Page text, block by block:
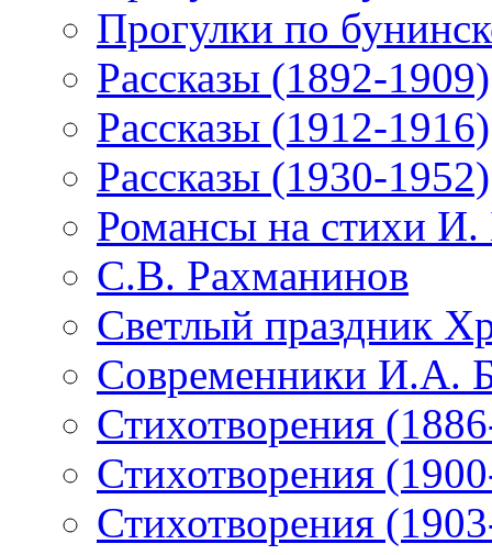
Прогулки по
Рассказы (1892-1909)
Рассказы (1912-1916)
Рассказы (1930-1952)
Романсы на стихи И.
С.В. Рахманинов
Светлый праздник
Современники И.А.
Стихотворения
Стихотворения
Стихотворения